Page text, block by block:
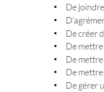
De
De créer
De
De
De
De gérer